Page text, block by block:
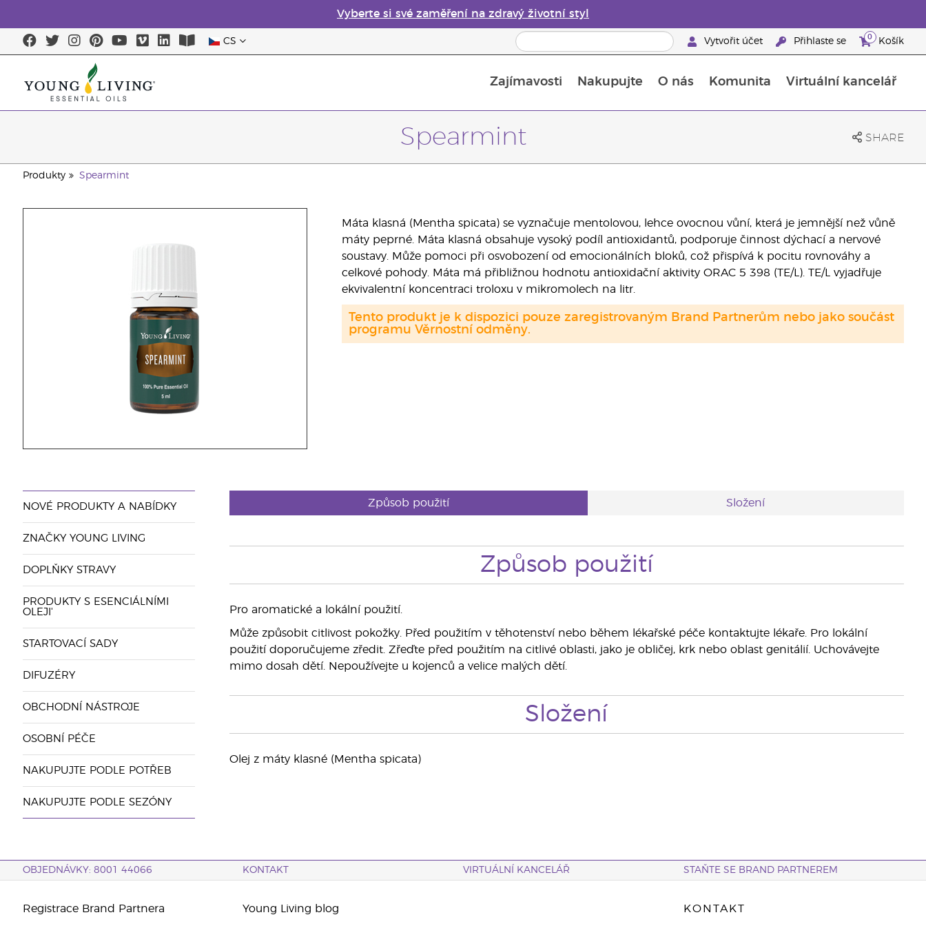
Vyberte si své zaměření na zdravý životní styl
CS Vytvořit účet Přihlaste se 0 Košík
Zajímavosti Nakupujte O nás Komunita Virtuální kancelář
Spearmint SHARE
Produkty Spearmint
Máta klasná (Mentha spicata) se vyznačuje mentolovou, lehce ovocnou vůní, která je jemnější než vůně
máty peprné. Máta klasná obsahuje vysoký podíl antioxidantů, podporuje činnost dýchací a nervové
soustavy. Může pomoci při osvobození od emocionálních bloků, což přispívá k pocitu rovnováhy a
celkové pohody. Máta má přibližnou hodnotu antioxidační aktivity ORAC 5 398 (TE/L). TE/L vyjadřuje
ekvivalentní koncentraci troloxu v mikromolech na litr.
Tento produkt je k dispozici pouze zaregistrovaným Brand Partnerům nebo jako součást
programu Věrnostní odměny.
NOVÉ PRODUKTY A NABÍDKY
ZNAČKY YOUNG LIVING
DOPLŇKY STRAVY
PRODUKTY S ESENCIÁLNÍMI
OLEJI'
STARTOVACÍ SADY
DIFUZÉRY
OBCHODNÍ NÁSTROJE
OSOBNÍ PÉČE
NAKUPUJTE PODLE POTŘEB
NAKUPUJTE PODLE SEZÓNY
Způsob použití Složení
Způsob použití
Pro aromatické a lokální použití.
Může způsobit citlivost pokožky. Před použitím v těhotenství nebo během lékařské péče kontaktujte lékaře. Pro lokální
použití doporučujeme zředit. Zřeďte před použitím na citlivé oblasti, jako je obličej, krk nebo oblast genitálií. Uchovávejte
mimo dosah dětí. Nepoužívejte u kojenců a velice malých dětí.
Složení
Olej z máty klasné (Mentha spicata)
OBJEDNÁVKY: 8001 44066 KONTAKT VIRTUÁLNÍ KANCELÁŘ STAŇTE SE BRAND PARTNEREM
Registrace Brand Partnera Young Living blog KONTAKT